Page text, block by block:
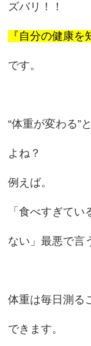
ズバリ！！
『自分の健康を
です。
“体重が変わる”
よね？
例えば。
「食べすぎて
ない」最悪で言
体重は毎日測る
できます。